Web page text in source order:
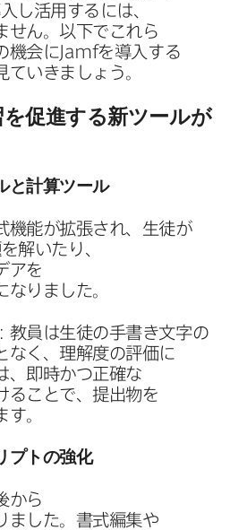
し活用するには、​
せん。​以下で​これら​
機会に Jamfを​導入する​
ていきましょう。
を​促進する​新ツールが​
と​計算ツール
機能が​拡張され、​生徒が
解いたり、​
アを​
りました。
：教員は​生徒の​手書き文字の​
なく、​理解度の​評価に​
、​即時かつ正確な​
る​ことで、​提出物を​
。
プトの​強化
から​
ました。​書式編集や​